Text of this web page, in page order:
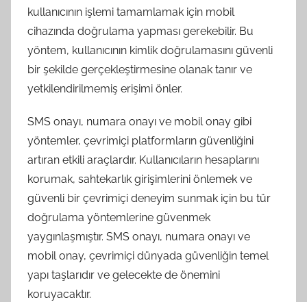
kullanıcının işlemi tamamlamak için mobil
cihazında doğrulama yapması gerekebilir. Bu
yöntem, kullanıcının kimlik doğrulamasını güvenli
bir şekilde gerçekleştirmesine olanak tanır ve
yetkilendirilmemiş erişimi önler.
SMS onayı, numara onayı ve mobil onay gibi
yöntemler, çevrimiçi platformların güvenliğini
artıran etkili araçlardır. Kullanıcıların hesaplarını
korumak, sahtekarlık girişimlerini önlemek ve
güvenli bir çevrimiçi deneyim sunmak için bu tür
doğrulama yöntemlerine güvenmek
yaygınlaşmıştır. SMS onayı, numara onayı ve
mobil onay, çevrimiçi dünyada güvenliğin temel
yapı taşlarıdır ve gelecekte de önemini
koruyacaktır.